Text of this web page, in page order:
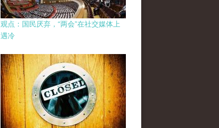
观点：国民厌弃，“两会”在社交媒体上
遇冷